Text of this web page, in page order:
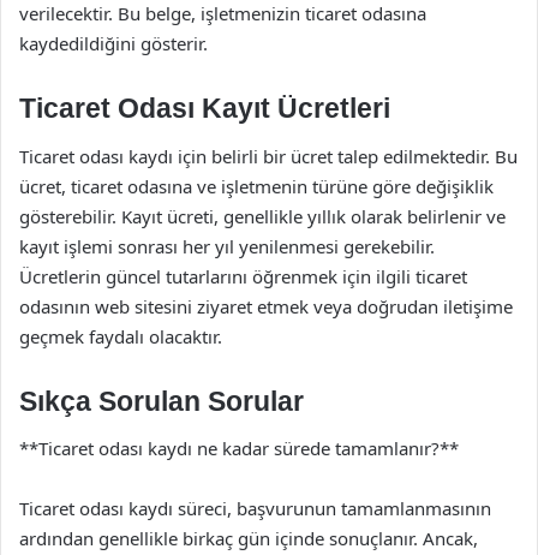
verilecektir. Bu belge, işletmenizin ticaret odasına
kaydedildiğini gösterir.
Ticaret Odası Kayıt Ücretleri
Ticaret odası kaydı için belirli bir ücret talep edilmektedir. Bu
ücret, ticaret odasına ve işletmenin türüne göre değişiklik
gösterebilir. Kayıt ücreti, genellikle yıllık olarak belirlenir ve
kayıt işlemi sonrası her yıl yenilenmesi gerekebilir.
Ücretlerin güncel tutarlarını öğrenmek için ilgili ticaret
odasının web sitesini ziyaret etmek veya doğrudan iletişime
geçmek faydalı olacaktır.
Sıkça Sorulan Sorular
**Ticaret odası kaydı ne kadar sürede tamamlanır?**
Ticaret odası kaydı süreci, başvurunun tamamlanmasının
ardından genellikle birkaç gün içinde sonuçlanır. Ancak,